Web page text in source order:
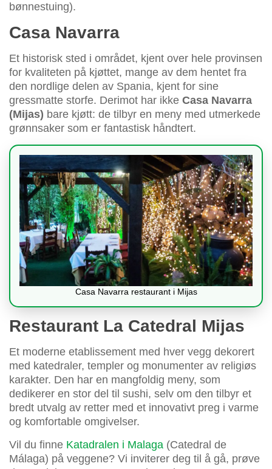
bønnestuing).
Casa Navarra
Et historisk sted i området, kjent over hele provinsen
for kvaliteten på kjøttet, mange av dem hentet fra
den nordlige delen av Spania, kjent for sine
gressmatte storfe. Derimot har ikke Casa Navarra
(Mijas) bare kjøtt: de tilbyr en meny med utmerkede
grønnsaker som er fantastisk håndtert.
Casa Navarra restaurant i Mijas
Restaurant La Catedral Mijas
Et moderne etablissement med hver vegg dekorert
med katedraler, templer og monumenter av religiøs
karakter. Den har en mangfoldig meny, som
dedikerer en stor del til sushi, selv om den tilbyr et
bredt utvalg av retter med et innovativt preg i varme
og komfortable omgivelser.
Vil du finne Katadralen i Malaga (Catedral de
Málaga) på veggene? Vi inviterer deg til å gå, prøve